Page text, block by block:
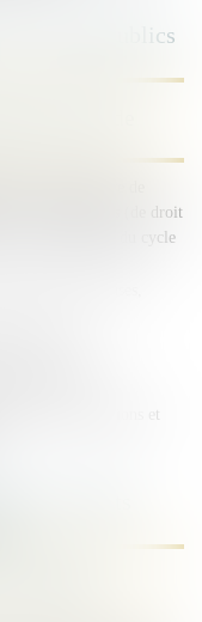
: agents publics
à la fin de
publics relève de
(de droit
sur l’ensemble du cycle
décisions, clauses,
;
contentieux.
fiabiliser les décisions et
: contrats
efficacité